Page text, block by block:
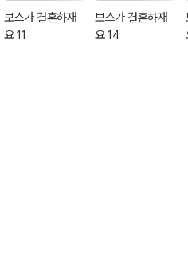
보스가 결혼하재
요 11
보스가 결혼하재
요 14